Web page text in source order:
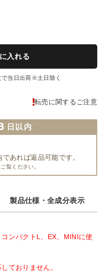
入れる
当日出荷※土日除く
転売に関するご注意
日以内
あれば返品可能です。
覧ください。
製品仕様・全成分表示
ンパクトL、EX、MINIに使
ておりません。